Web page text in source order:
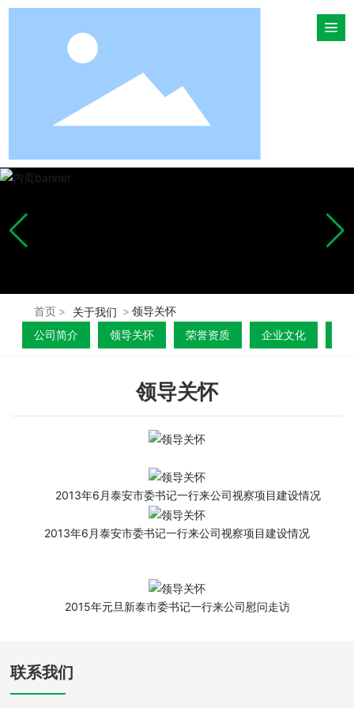
首页 关于我们
领导关怀
公司简介
领导关怀 荣誉资质 企业文化
领导关怀
2013年6月泰安市委书记一行来公司视察项目建设情况
2013年6月泰安市委书记一行来公司视察项目建设情况
2015年元旦新泰市委书记一行来公司慰问走访
联系我们